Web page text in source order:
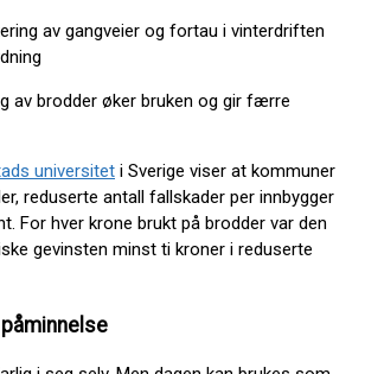
av gangveier og fortau i vinterdriften
av brodder øker bruken og gir færre
universitet i Sverige viser at kommuner
reduserte antall fallskader per innbygger
For hver krone brukt på brodder var den
gevinsten minst ti kroner i reduserte